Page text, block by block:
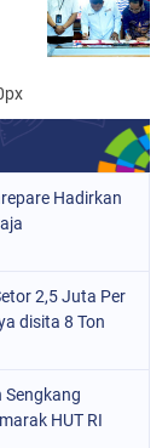
Hadirkan
2,5 Juta Per
disita 8 Ton
Sengkang
HUT RI